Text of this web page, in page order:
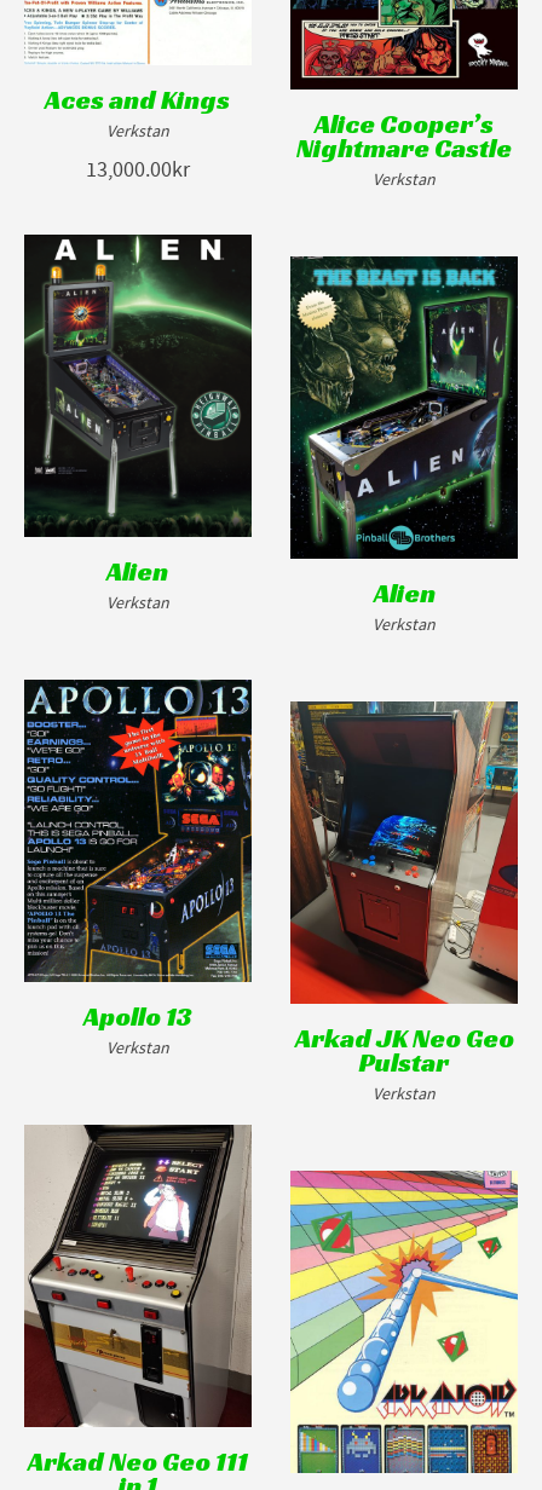
Aces and Kings
Verkstan
13,000.00kr
Alice Cooper’s
Nightmare Castle
Verkstan
Alien
Verkstan Alien
Verkstan
Apollo 13
Verkstan Arkad JK Neo Geo
Pulstar
Verkstan
Arkad Neo Geo 111